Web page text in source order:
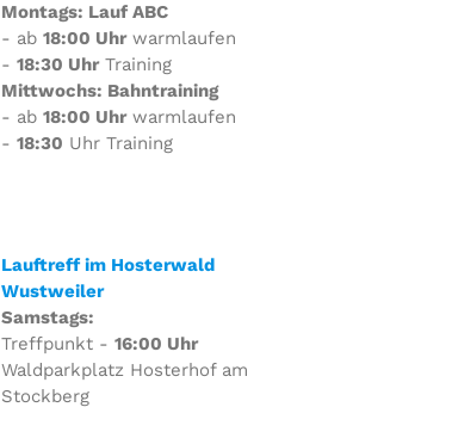
Montags: Lauf ABC
- ab 18:00 Uhrwarmlaufen
- 18:30 UhrTraining
Mittwochs: Bahntraining
- ab 18:00 Uhrwarmlaufen
- 18:30 Uhr Training
Lauftreff im Hosterwald
Wustweiler
Samstags:
Treffpunkt - 16:00 Uhr
Waldparkplatz Hosterhof am
Stockberg